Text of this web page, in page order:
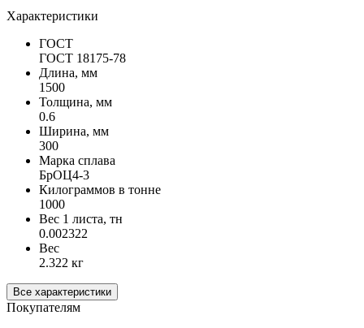
Характеристики
ГОСТ
ГОСТ 18175-78
Длина, мм
1500
Толщина, мм
0.6
Ширина, мм
300
Марка сплава
БрОЦ4-3
Килограммов в тонне
1000
Вес 1 листа, тн
0.002322
Вес
2.322 кг
Все характеристики
Покупателям